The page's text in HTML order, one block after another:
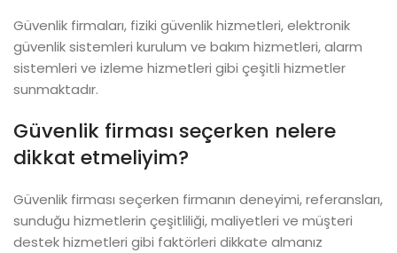
Güvenlik firmaları, fiziki güvenlik hizmetleri, elektronik
güvenlik sistemleri kurulum ve bakım hizmetleri, alarm
sistemleri ve izleme hizmetleri gibi çeşitli hizmetler
sunmaktadır.
Güvenlik firması seçerken nelere
dikkat etmeliyim?
Güvenlik firması seçerken firmanın deneyimi, referansları,
sunduğu hizmetlerin çeşitliliği, maliyetleri ve müşteri
destek hizmetleri gibi faktörleri dikkate almanız